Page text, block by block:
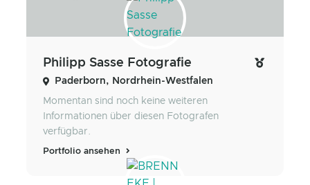
Philipp Sasse Fotografie
Paderborn, Nordrhein-Westfalen
Momentan sind noch keine weiteren
Informationen über diesen Fotografen
verfügbar.
Portfolio ansehen